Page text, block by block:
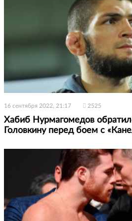
16 сентября 2022, 21:17 2525
Хабиб Нурмагомедов
Головкину перед боем с